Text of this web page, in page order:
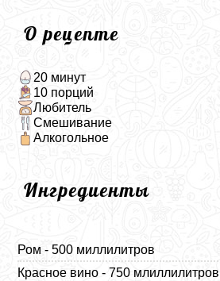
О рецепте
20 минут
10 порций
Любитель
Смешивание
Алкогольное
Ингредиенты
Ром - 500 миллилитров
Красное вино - 750 млиллилитров